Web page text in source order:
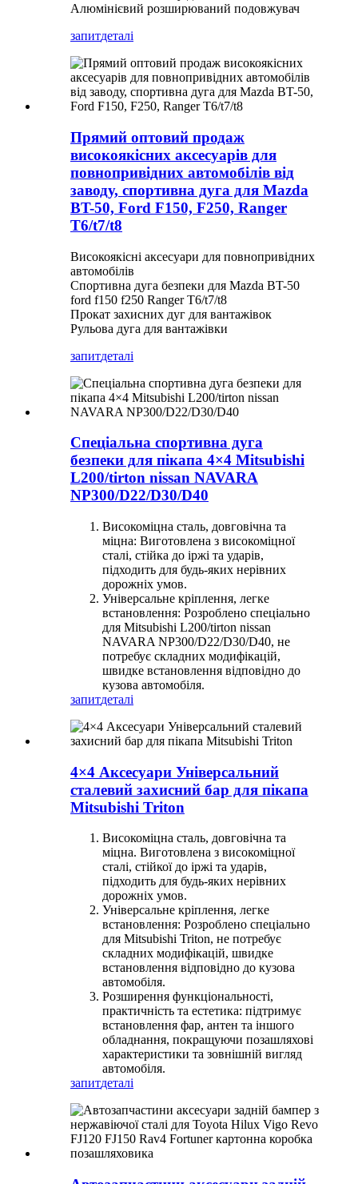
Алюмінієвий розширюваний подовжувач
запитдеталі
Прямий оптовий продаж
високоякісних аксесуарів для
повнопривідних автомобілів від
заводу, спортивна дуга для Mazda
BT-50, Ford F150, F250, Ranger
T6/t7/t8
Високоякісні аксесуари для повнопривідних
автомобілів
Спортивна дуга безпеки для Mazda BT-50
ford f150 f250 Ranger T6/t7/t8
Прокат захисних дуг для вантажівок
Рульова дуга для вантажівки
запитдеталі
Спеціальна спортивна дуга
безпеки для пікапа 4×4 Mitsubishi
L200/tirton nissan NAVARA
NP300/D22/D30/D40
Високоміцна сталь, довговічна та
міцна: Виготовлена ​​з високоміцної
сталі, стійка до іржі та ударів,
підходить для будь-яких нерівних
дорожніх умов.
Універсальне кріплення, легке
встановлення: Розроблено спеціально
для Mitsubishi L200/tirton nissan
NAVARA NP300/D22/D30/D40, не
потребує складних модифікацій,
швидке встановлення відповідно до
кузова автомобіля.
запитдеталі
4×4 Аксесуари Універсальний
сталевий захисний бар для пікапа
Mitsubishi Triton
Високоміцна сталь, довговічна та
міцна. Виготовлена ​​з високоміцної
сталі, стійкої до іржі та ударів,
підходить для будь-яких нерівних
дорожніх умов.
Універсальне кріплення, легке
встановлення: Розроблено спеціально
для Mitsubishi Triton, не потребує
складних модифікацій, швидке
встановлення відповідно до кузова
автомобіля.
Розширення функціональності,
практичність та естетика: підтримує
встановлення фар, антен та іншого
обладнання, покращуючи позашляхові
характеристики та зовнішній вигляд
автомобіля.
запитдеталі